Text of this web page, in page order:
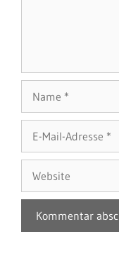
Mail-
Adresse